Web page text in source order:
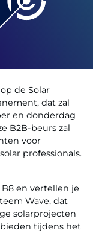
de Solar
dat zal
en donderdag
B2B-beurs zal
voor
professionals.
en vertellen je
Wave, dat
solarprojecten
tijdens het